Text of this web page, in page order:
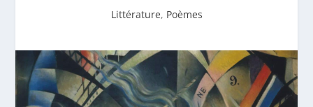
Littérature, Poèmes